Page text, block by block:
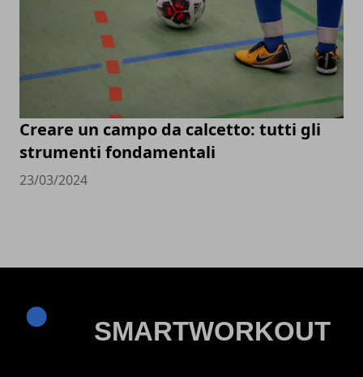
Creare un campo da calcetto: tutti gli
strumenti fondamentali
23/03/2024